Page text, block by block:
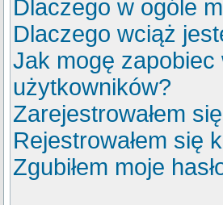
Dlaczego w ogóle
Dlaczego wciąż
Jak mogę
użytkowników?
Zarejestrowałem
Rejestrowałem się
Zgubiłem moje